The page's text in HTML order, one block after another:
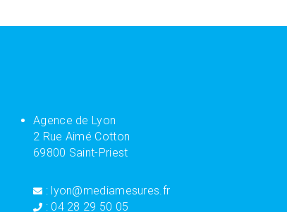
Agence de Lyon
2 Rue Aimé Cotton
69800 Saint-Priest
: lyon@mediamesures.fr
: 04 28 29 50 05